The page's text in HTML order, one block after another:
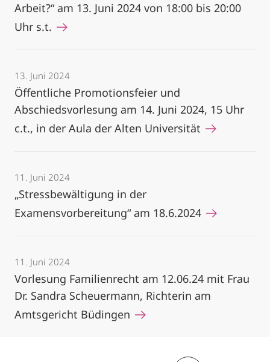
Arbeit?“ am 13. Juni 2024 von 18:00 bis 20:00
Uhr s.t.
13. Juni 2024
Öffentliche Promotionsfeier und
Abschiedsvorlesung am 14. Juni 2024, 15 Uhr
c.t., in der Aula der Alten Universität
11. Juni 2024
„Stressbewältigung in der
Examensvorbereitung“ am 18.6.2024
11. Juni 2024
Vorlesung Familienrecht am 12.06.24 mit Frau
Dr. Sandra Scheuermann, Richterin am
Amtsgericht Büdingen